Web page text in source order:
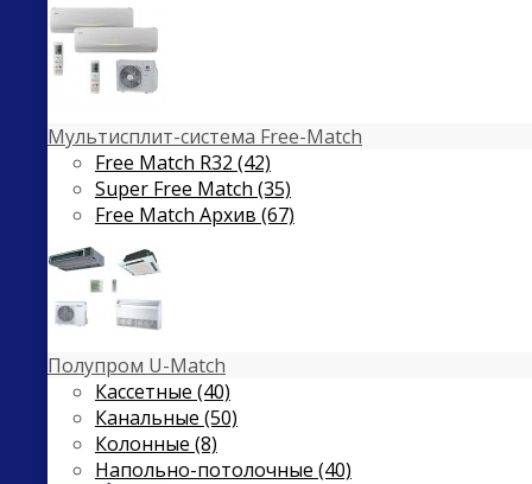
Мультисплит-система Free-Match
Free Match R32 (42)
Super Free Match (35)
Free Match Архив (67)
Полупром U-Match
Кассетные (40)
Канальные (50)
Колонные (8)
Напольно-потолочные (40)